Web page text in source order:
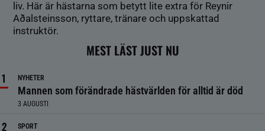
liv. Här är hästarna som betytt lite extra för Reynir
Aðalsteinsson, ryttare, tränare och uppskattad
instruktör.
MEST LÄST JUST NU
NYHETER
Mannen som förändrade hästvärlden för alltid är död
3 AUGUSTI
SPORT